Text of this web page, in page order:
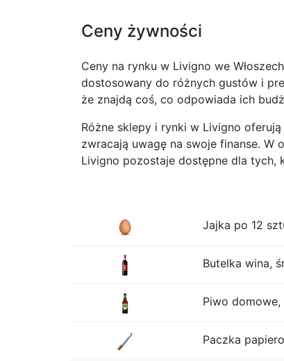
Ceny żywności
Ceny na rynku w Livigno we
dostosowany do różnych gustów i
że znajdą coś, co odpowiada ich
Różne sklepy i rynki w Livigno
zwracają uwagę na swoje finanse.
Livigno pozostaje dostępne dla
Jajka po 12
Butelka wina,
Piwo
Paczka